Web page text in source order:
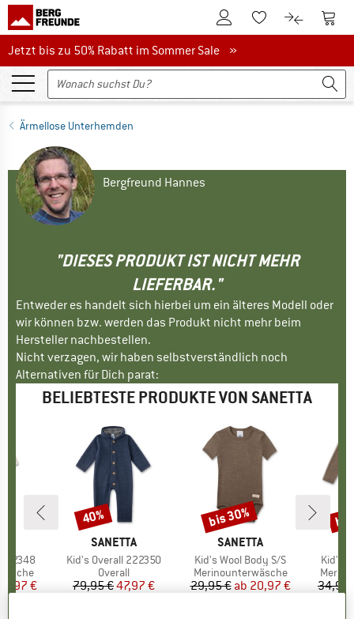
Zum KundenkontoZum Merkzettel.
Zum Zum
Jetzt bis zu 50% Rabatt im Sommer Sale
Jetzt bis zu 50% Rabatt im Sommer Sale »
Ärmellose Unterhemden
Bergfreund Hannes
"DIESES PRODUKT IST NICHT MEHR
LIEFERBAR."
Entweder es handelt sich hierbei um ein älteres Modell oder
wir können bzw. werden das Produkt nicht mehr beim
Hersteller nachbestellen.
Nicht verzagen, wir haben selbstverständlich noch
Alternativen für Dich parat:
BELIEBTESTE PRODUKTE VON SANETTA
Preis
€
MARKE
SANETTA
Artikel
Kid's Overall 222350
Produktgruppe
Overall
Preis
79,95 €reduzierter Preis
47,97 €
Rabatt
40%
MARKE
SANETTA
Artikel
Kid's Wool Body S/S
Produktgruppe
Merinounterwäsche
Preis
29,95 € reduzierter Preis
ab 20,97 €
Rabatt
bis 30%
Artikel
Kid's
34,95